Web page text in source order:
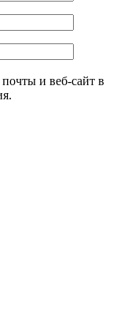
и веб-сайт в